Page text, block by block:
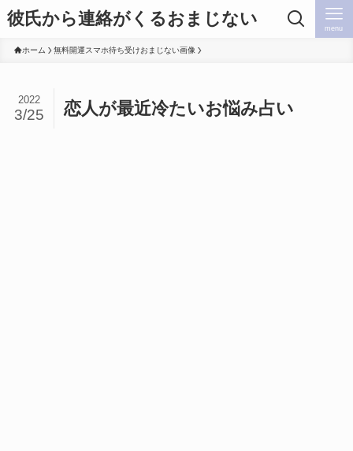
彼氏から連絡がくるおまじない menu
ホーム 無料開運スマホ待ち受けおまじない画像
恋人が最近冷たいお悩み占い
2022
3/25